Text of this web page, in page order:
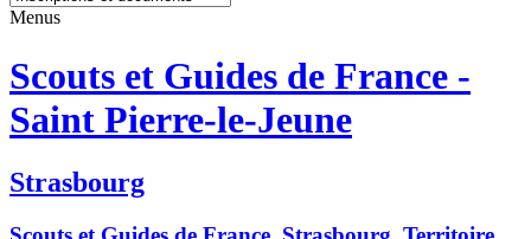
Menus
Scouts et Guides de France -
Saint Pierre-le-Jeune
Strasbourg